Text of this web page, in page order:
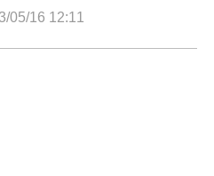
05/16 12:11